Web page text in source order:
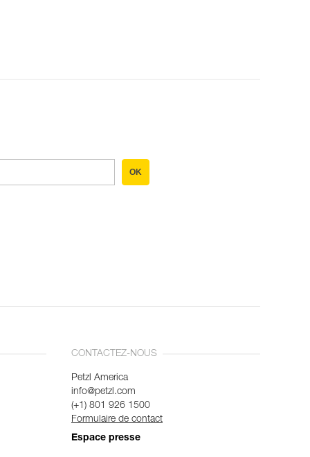
OK
CONTACTEZ-NOUS
Petzl America
info@petzl.com
(+1) 801 926 1500
Formulaire de contact
Espace presse